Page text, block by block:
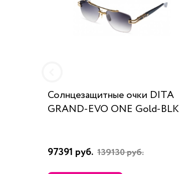
Солнцезащитные очки DITA
GRAND-EVO ONE Gold-BLK
97391 руб. 139130 руб.